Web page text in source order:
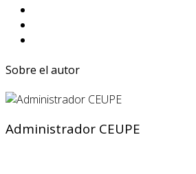
Sobre el autor
Administrador CEUPE